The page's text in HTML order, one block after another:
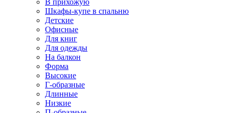
В прихожую
Шкафы-купе в спальню
Детские
Офисные
Для книг
Для одежды
На балкон
Форма
Высокие
Г-образные
Длинные
Низкие